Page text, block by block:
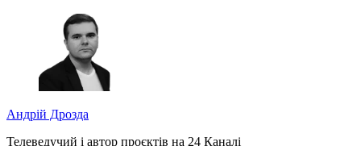
Андрій Дрозда
Телеведучий і автор проєктів на 24 Каналі